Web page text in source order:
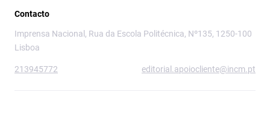
Contacto
Imprensa Nacional, Rua da Escola Politécnica, Nº135, 1250-100
Lisboa
213945772 editorial.apoiocliente@incm.pt